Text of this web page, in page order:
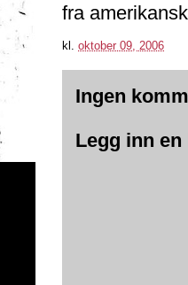
fra
kl. oktober 09, 2006
Ingen
Legg inn